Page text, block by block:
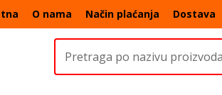
O nama Način plaćanja Dostava